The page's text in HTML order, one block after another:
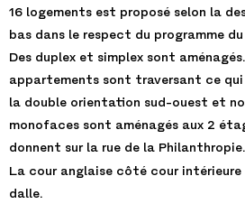
16 logements est proposé selon la
bas dans le respect du programme
Des duplex et simplex sont
appartements sont traversant ce
la double orientation sud-ouest et
monofaces sont aménagés aux 2
donnent sur la rue de la Philanthropie.
La cour anglaise côté cour
dalle.